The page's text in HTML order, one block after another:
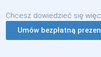
Chcesz dowiedzieć się
Umów bezpłatną